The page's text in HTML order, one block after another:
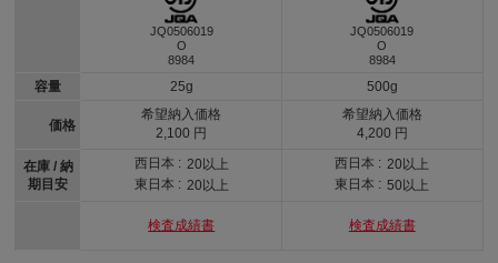
容量
価格
在庫 / 納
期目安
JQ0506019
O
8984
25g
希望納入価格
2,100 円
西日本 : 20以上
東日本 : 20以上
検査成績書
JQ0506019
O
8984
500g
希望納入価格
4,200 円
西日本 : 20以上
東日本 : 50以上
検査成績書